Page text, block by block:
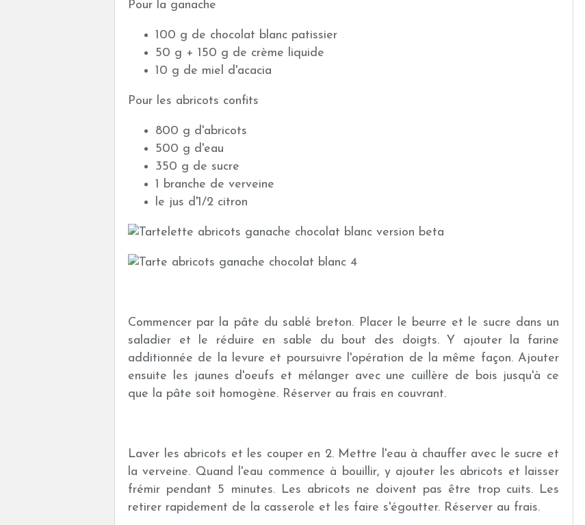
Pour la ganache
100 g de chocolat blanc patissier
50 g + 150 g de crème liquide
10 g de miel d'acacia
Pour les abricots confits
800 g d'abricots
500 g d'eau
350 g de sucre
1 branche de verveine
le jus d'1/2 citron
Commencer par la pâte du sablé breton. Placer le beurre et le sucre dans un
saladier et le réduire en sable du bout des doigts. Y ajouter la farine
additionnée de la levure et poursuivre l'opération de la même façon. Ajouter
ensuite les jaunes d'oeufs et mélanger avec une cuillère de bois jusqu'à ce
que la pâte soit homogène. Réserver au frais en couvrant.
Laver les abricots et les couper en 2. Mettre l'eau à chauffer avec le sucre et
la verveine. Quand l'eau commence à bouillir, y ajouter les abricots et laisser
frémir pendant 5 minutes. Les abricots ne doivent pas être trop cuits. Les
retirer rapidement de la casserole et les faire s'égoutter. Réserver au frais.